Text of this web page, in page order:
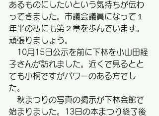
あるものにしたいという気持ちが伝わ
ってきました。市議会議員になって１
年半の私にも第２章を歩んでいます。
頑張りましょう。
10月15日公示を前に下林を小山田経
子さんが訪れました。近くで見るとと
ても小柄ですがパワーのある方でし
た。
秋まつりの写真の掲示が下林会館で
始まりました。13日の本まつり終了後